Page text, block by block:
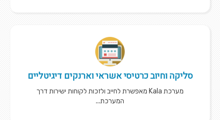
סליקה וחיוב כרטיסי אשראי וארנקים דיגיטליים
מערכת Kala מאפשרת לחייב ולזכות לקוחות ישירות דרך
המערכת...